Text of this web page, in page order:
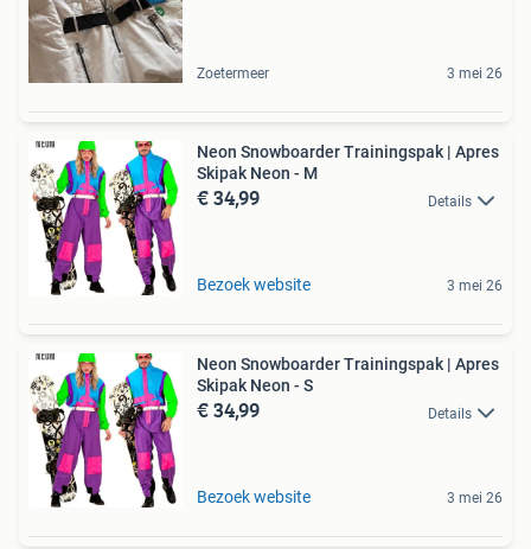
Zoetermeer 3 mei 26
Neon Snowboarder Trainingspak | Apres
Skipak Neon - M
€ 34,99 Details
Bezoek website 3 mei 26
Neon Snowboarder Trainingspak | Apres
Skipak Neon - S
€ 34,99 Details
Bezoek website 3 mei 26